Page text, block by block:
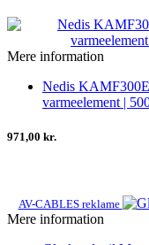
Mere information
Nedis
varmeelement |
971,00 kr.
AV-CABLES reklame
Mere information